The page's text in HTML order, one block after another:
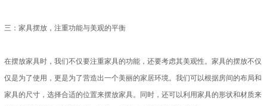
三：家具摆放，注重功能与美观的平衡
在摆放家具时，我们不仅要注重家具的功能，还要考虑其美观性。家具的摆放不仅
仅是为了使用，更是为了营造出一个美丽的家居环境。我们可以根据房间的布局和
家具的尺寸，选择合适的位置来摆放家具。同时，还可以利用家具的形状和材质来